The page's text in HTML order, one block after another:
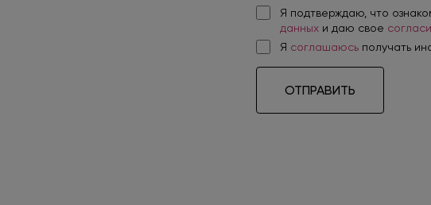
Я подтверждаю, что
данных и даю свое
Я соглашаюсь получать
ОТПРАВИТЬ